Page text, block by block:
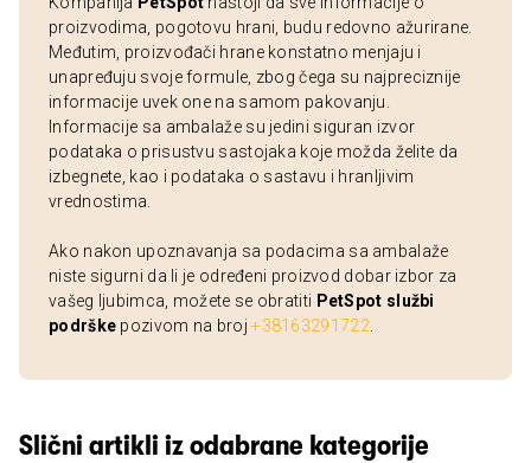
proizvodima, pogotovu hrani, budu redovno ažurirane.
Međutim, proizvođači hrane konstatno menjaju i
unapređuju svoje formule, zbog čega su najpreciznije
informacije uvek one na samom pakovanju.
Informacije sa ambalaže su jedini siguran izvor
podataka o prisustvu sastojaka koje možda želite da
izbegnete, kao i podataka o sastavu i hranljivim
vrednostima.
Ako nakon upoznavanja sa podacima sa ambalaže
niste sigurni da li je određeni proizvod dobar izbor za
vašeg ljubimca, možete se obratiti PetSpot službi
podrške pozivom na broj+38163291722
Slični artikli iz odabrane kategorije